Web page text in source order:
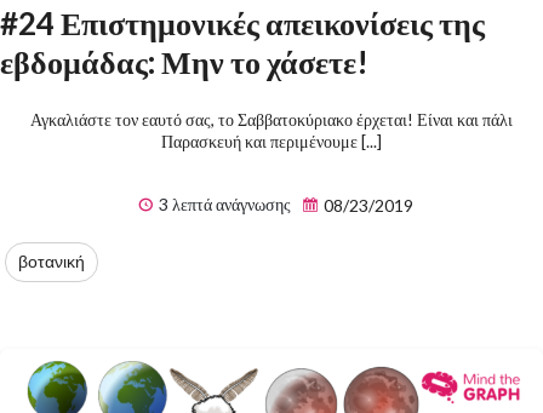
#24 Επιστημονικές απεικονίσεις της
εβδομάδας: Μην το χάσετε!
Αγκαλιάστε τον εαυτό σας, το Σαββατοκύριακο έρχεται! Είναι και πάλι
Παρασκευή και περιμένουμε [...]
3 λεπτά ανάγνωσης 08/23/2019
βοτανική